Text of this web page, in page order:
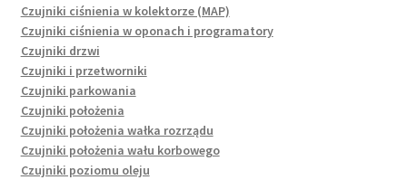
Czujniki ciśnienia w kolektorze (MAP)
Czujniki ciśnienia w oponach i programatory
Czujniki drzwi
Czujniki i przetworniki
Czujniki parkowania
Czujniki położenia
Czujniki położenia wałka rozrządu
Czujniki położenia wału korbowego
Czujniki poziomu oleju